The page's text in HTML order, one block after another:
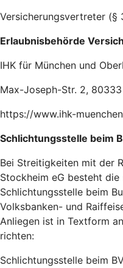
Versicherungsvertreter (§
Erlaubnisbehörde
IHK für München und
Max-Joseph-Str. 2,
https://www.ihk-
Schlichtungsstelle beim
Bei Streitigkeiten mit der
Stockheim eG besteht
Schlichtungsstelle beim
Volksbanken- und
Anliegen ist in Textform
richten:
Schlichtungsstelle beim